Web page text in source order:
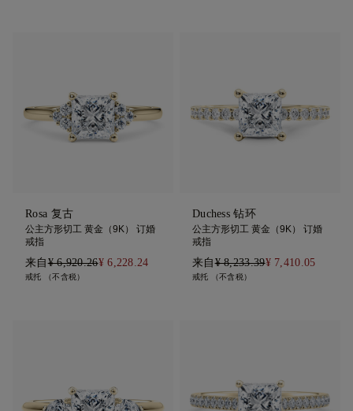
Rosa 复古
公主方形切工 黄金（9K） 订婚
戒指
来自¥ 6,920.26¥ 6,228.24
戒托 （不含税）
Duchess 钻环
公主方形切工 黄金（9K） 订婚
戒指
来自¥ 8,233.39¥ 7,410.05
戒托 （不含税）